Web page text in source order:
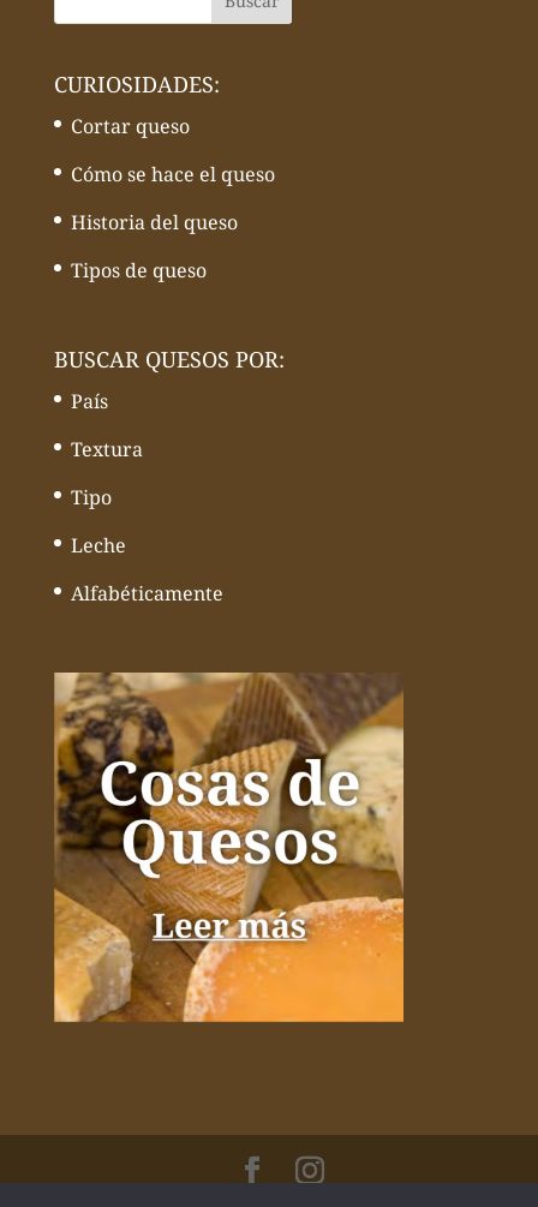
CURIOSIDADES:
Cortar queso
Cómo se hace el queso
Historia del queso
Tipos de queso
BUSCAR QUESOS POR:
País
Textura
Tipo
Leche
Alfabéticamente